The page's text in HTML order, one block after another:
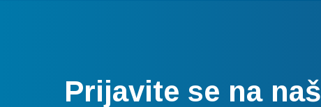
Prijavite se na naš